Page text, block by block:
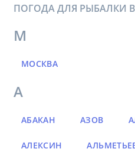
ПОГОДА ДЛЯ РЫБАЛКИ
М
МОСКВА
А
АБАКАН АЗОВ
АЛЕКСИН